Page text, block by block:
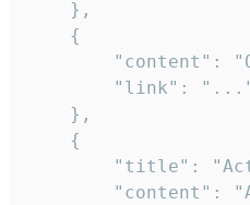
    },
    {
"content":
"link":
    },
    {
"title":
"content":